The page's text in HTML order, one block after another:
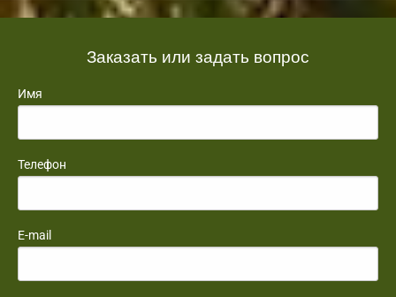
Заказать или задать вопрос
Имя
Телефон
E-mail